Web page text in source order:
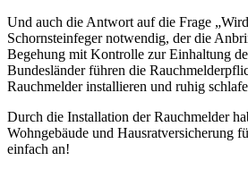
Und auch die Antwort auf die Frage
Schornsteinfeger notwendig, der die
Begehung mit Kontrolle zur Einhaltung
Bundesländer führen die
Rauchmelder installieren und ruhig
Durch die Installation der Rauchmelder
Wohngebäude und Hausratversicherung
einfach an!